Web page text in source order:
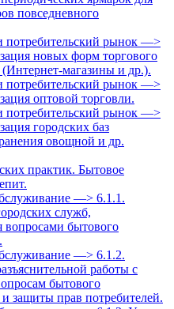
повседневного
потребительский рынок —>
новых форм торгового
магазины и др.).
потребительский рынок —>
оптовой торговли.
потребительский рынок —>
городских баз
овощной и др.
практик. Бытовое
—> 6.1.1.
служб,
бытового
—> 6.1.2.
работы с
бытового
защиты прав потребителей.